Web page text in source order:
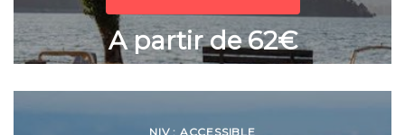
A partir de 62€
NIV : ACCESSIBLE